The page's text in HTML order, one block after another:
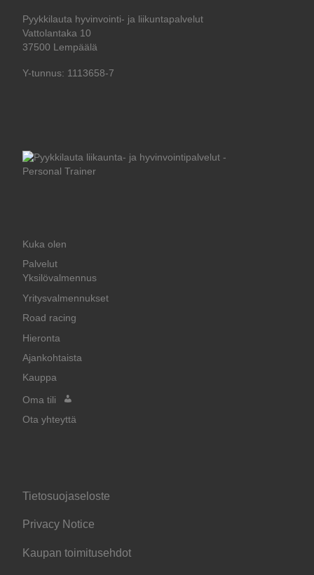
Pyykkilauta hyvinvointi- ja liikuntapalvelut
Vattolantaka 10
37500 Lempäälä
Y-tunnus: 1113658-7
Kuka olen
Palvelut
Yksilövalmennus
Yritysvalmennukset
Road racing
Hieronta
Ajankohtaista
Kauppa
Oma tili
Ota yhteyttä
Tietosuojaseloste
Privacy Notice
Kaupan toimitusehdot